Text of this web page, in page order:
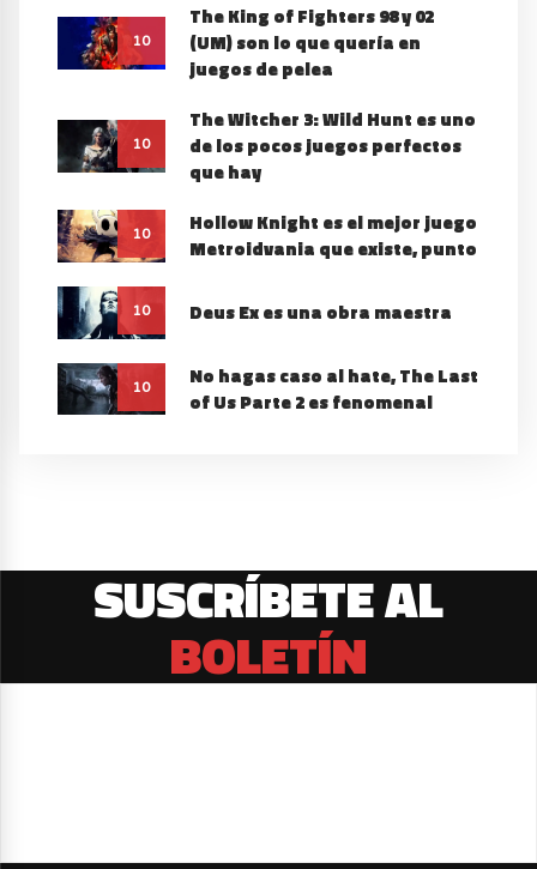
10
The King of Fighters 98 y 02
(UM) son lo que quería en
juegos de pelea
10
The Witcher 3: Wild Hunt es uno
de los pocos juegos perfectos
que hay
10
Hollow Knight es el mejor juego
Metroidvania que existe, punto
10 Deus Ex es una obra maestra
10
No hagas caso al hate, The Last
of Us Parte 2 es fenomenal
SUSCRÍBETE AL
BOLETÍN